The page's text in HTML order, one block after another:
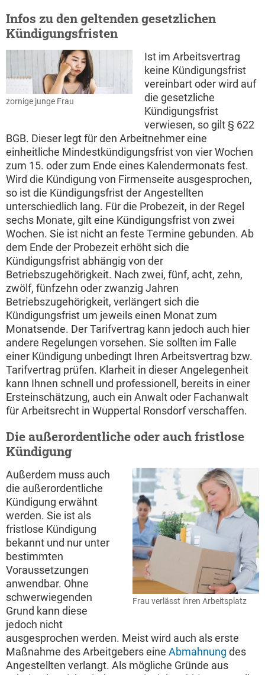
Infos zu den geltenden gesetzlichen
Kündigungsfristen
zornige junge Frau
Ist im Arbeitsvertrag
keine Kündigungsfrist
vereinbart oder wird auf
die gesetzliche
Kündigungsfrist
verwiesen, so gilt § 622
BGB. Dieser legt für den Arbeitnehmer eine
einheitliche Mindestkündigungsfrist von vier Wochen
zum 15. oder zum Ende eines Kalendermonats fest.
Wird die Kündigung von Firmenseite ausgesprochen,
so ist die Kündigungsfrist der Angestellten
unterschiedlich lang. Für die Probezeit, in der Regel
sechs Monate, gilt eine Kündigungsfrist von zwei
Wochen. Sie ist nicht an feste Termine gebunden. Ab
dem Ende der Probezeit erhöht sich die
Kündigungsfrist abhängig von der
Betriebszugehörigkeit. Nach zwei, fünf, acht, zehn,
zwölf, fünfzehn oder zwanzig Jahren
Betriebszugehörigkeit, verlängert sich die
Kündigungsfrist um jeweils einen Monat zum
Monatsende. Der Tarifvertrag kann jedoch auch hier
andere Regelungen vorsehen. Sie sollten im Falle
einer Kündigung unbedingt Ihren Arbeitsvertrag bzw.
Tarifvertrag prüfen. Klarheit in dieser Angelegenheit
kann Ihnen schnell und professionell, bereits in einer
Ersteinschätzung, auch ein Anwalt oder Fachanwalt
für Arbeitsrecht in Wuppertal Ronsdorf verschaffen.
Die außerordentliche oder auch fristlose
Kündigung
Frau verlässt ihren Arbeitsplatz
Außerdem muss auch
die außerordentliche
Kündigung erwähnt
werden. Sie ist als
fristlose Kündigung
bekannt und nur unter
bestimmten
Voraussetzungen
anwendbar. Ohne
schwerwiegenden
Grund kann diese
jedoch nicht
ausgesprochen werden. Meist wird auch als erste
Maßnahme des Arbeitgebers eine Abmahnung des
Angestellten verlangt. Als mögliche Gründe aus